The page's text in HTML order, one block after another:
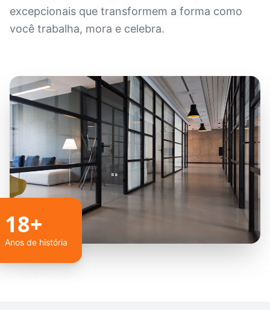
excepcionais que transformem a forma como
você trabalha, mora e celebra.
18+
Anos de história